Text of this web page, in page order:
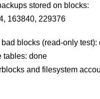
stored on blocks:
163840, 229376
blocks (read-only test):
tables: done
and filesystem